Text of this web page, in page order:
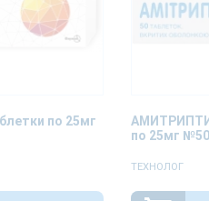
по 25мг
по 25мг №50
ТЕХНОЛОГ